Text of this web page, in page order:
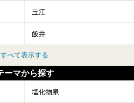
玉江
飯井
すべて表示する
ーマから探す
塩化物泉